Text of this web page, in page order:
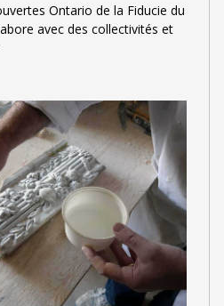
Ontario de la Fiducie du
avec des collectivités et